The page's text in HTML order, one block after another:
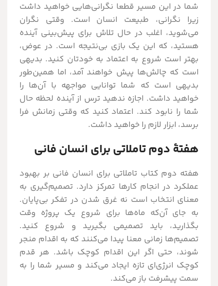
شما در این مسیر قطعا نگرانی‌هایی خواهید داشت
زیرا نگرانی، طبیعت انسان است. وقتی نگران
می‌شوید، اغلب در حال تلاش برای پیش‌بینی آینده
هستید، که این یک بازی بی‌نتیجه است. در عوض،
بهتر است شروع به اعتماد به خودتان کنید. بدیهی
است که چالش‌ها پیش خواهند آمد، اما همین‌طور
بدیهی است که شما توانایی مواجهه با آن‌ها را
خواهید داشت. اجازه ندهید ترس از آینده لحظه حال
شما را نابود کند. اعتماد کنید که وقتی زمانش فرا
برسد، ابزار لازم را خواهید داشت.
هفتۀ دوم تاملاتی برای انسان فانی
هفته دوم کتاب تاملاتی برای انسان فانی بر بهبود
عملکرد در انجام کارها تمرکز دارد. تصمیم‌گیری به
معنای انتخاب است نه غرق شدن در تفکر بی‌پایان.
به جای آن‌که ماه‌ها برای شروع یک پروژه وقت
بگذارید، باید تصمیمی بگیرید و شروع کنید.
تصمیم‌ها زمانی معنا پیدا می‌کنند که به اقدام منجر
شوند، حتی اگر این اقدام کوچک باشد. هر قدم
کوچک انرژی‌ای تازه ایجاد می‌کند و مسیر شما را به
سمت پیشرفت باز می‌کند.